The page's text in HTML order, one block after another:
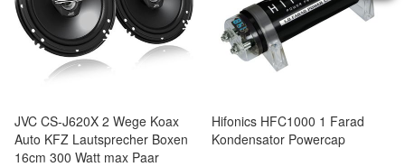
JVC CS-J620X 2 Wege Koax
Auto KFZ Lautsprecher Boxen
16cm 300 Watt max Paar
Hifonics HFC1000 1 Farad
Kondensator Powercap